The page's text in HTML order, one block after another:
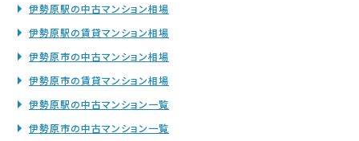
伊勢原駅の中古マンション相場
伊勢原駅の賃貸マンション相場
伊勢原市の中古マンション相場
伊勢原市の賃貸マンション相場
伊勢原駅の中古マンション一覧
伊勢原市の中古マンション一覧